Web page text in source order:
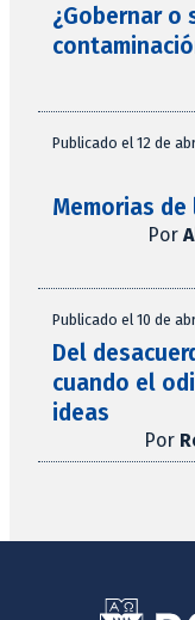
¿Gobernar
Publicado el 12 de
Memorias
Por
Publicado el 10 de
Del
cuando el
ideas
Por